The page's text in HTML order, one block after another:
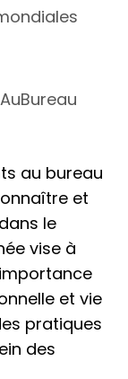
au bureau
et
le
vise à
et vie
pratiques
des